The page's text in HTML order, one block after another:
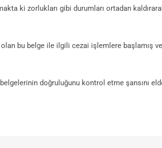
ki zorlukları gibi durumları ortadan
bu belge ile ilgili cezai işlemlere başlamış
doğruluğunu kontrol etme şansını